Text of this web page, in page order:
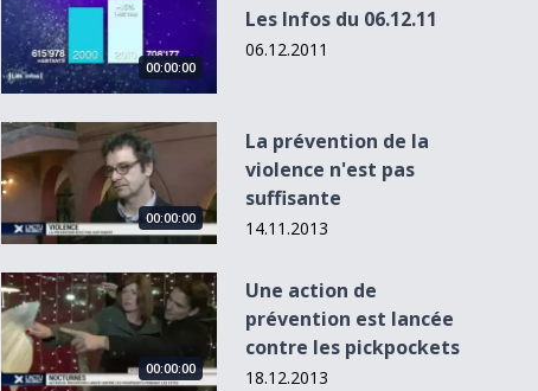
Jazz parade: les
tenanciers de
stan...
00:00:00
Paysage Vaud
libre ne veut pas
de p...
Plus de bio dans
les cantines
en tête
00:00:00
Les Infos du 06.12.11
06.12.2011
La prévention de la violence n&#039;est pas suffisante
00:00:00
La prévention de la
violence n'est pas
suffisante
14.11.2013
Une action de prévention est lancée contre les pickpockets
00:00:00
Une action de
prévention est lancée
contre les pickpockets
18.12.2013